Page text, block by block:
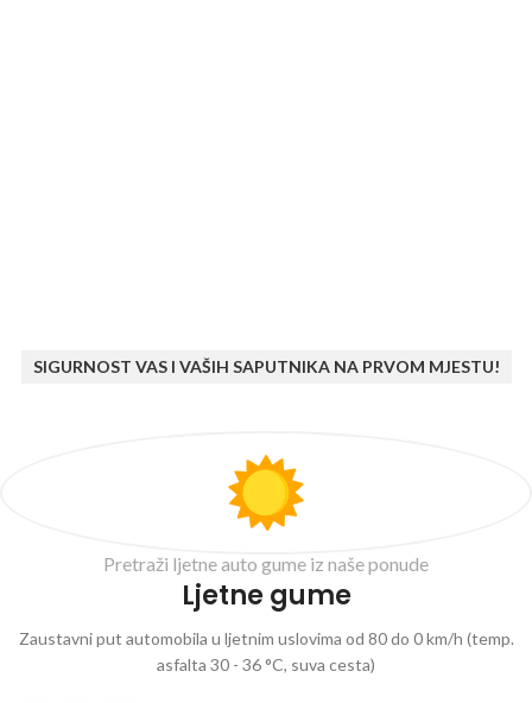
SIGURNOST VAS I VAŠIH SAPUTNIKA NA PRVOM MJESTU!
Pretraži ljetne auto gume iz naše ponude
Ljetne gume
Zaustavni put automobila u ljetnim uslovima od 80 do 0 km/h (temp.
asfalta 30 - 36 °C, suva cesta)